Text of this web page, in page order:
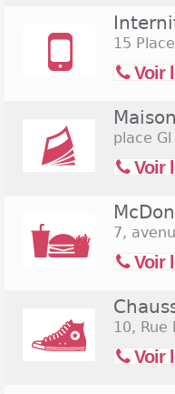
15
Voir
place Gl
Voir
7,
Voir
10, Rue
Voir